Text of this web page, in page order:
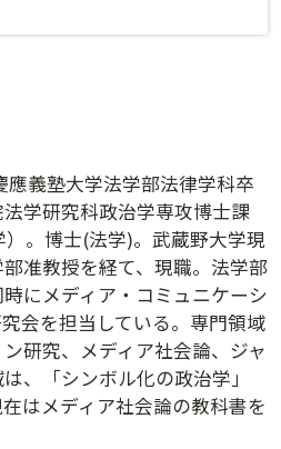
テムご利用の方へ
應義塾大学法学部法律学科卒
学研究科政治学専攻博士課
。博士(法学)。武蔵野大学現
准教授を経て、現職。法学部
にメディア・コミュニケーシ
会を担当している。専門領域
研究、メディア社会論、ジャ
、「シンボル化の政治学」
在はメディア社会論の教科書を
い合わせ
演履歴
員のご案内